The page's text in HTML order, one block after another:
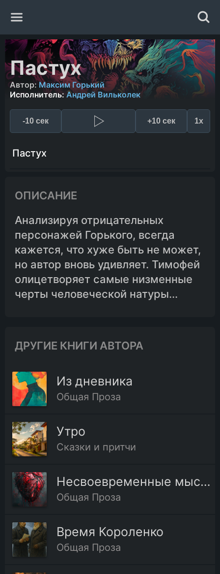
Главная
Жанры
Авторы
Исполнители
Пастух
Автор: Максим Горький
Исполнитель: Андрей Вильколек
-10 сек +10 сек 1x
Пастух
ОПИСАНИЕ
Анализируя отрицательных
персонажей Горького, всегда
кажется, что хуже быть не может,
но автор вновь удивляет. Тимофей
олицетворяет самые низменные
черты человеческой натуры...
ДРУГИЕ КНИГИ АВТОРА
Из дневника
Общая Проза
Утро
Сказки и притчи
Несвоевременные мысли
Общая Проза
Время Короленко
Общая Проза